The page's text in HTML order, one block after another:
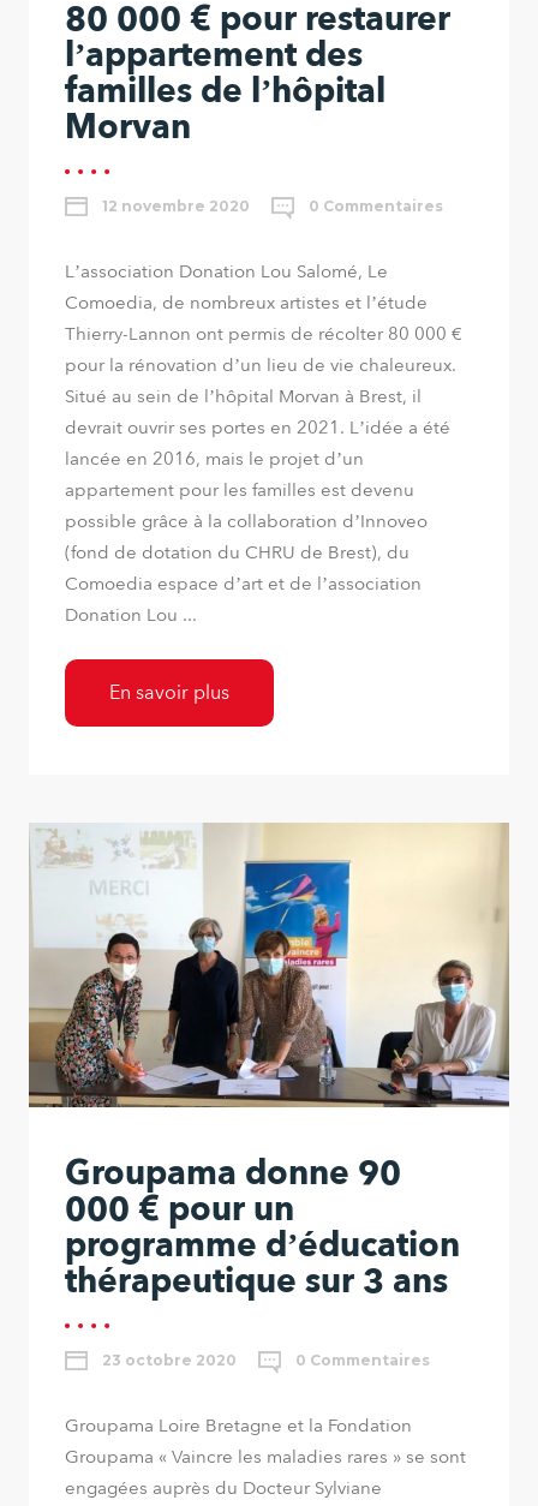
80 000 € pour restaurer
l’appartement des
familles de l’hôpital
Morvan
12 novembre 2020 0 Commentaires
L’association Donation Lou Salomé, Le
Comoedia, de nombreux artistes et l’étude
Thierry-Lannon ont permis de récolter 80 000 €
pour la rénovation d’un lieu de vie chaleureux.
Situé au sein de l’hôpital Morvan à Brest, il
devrait ouvrir ses portes en 2021. L’idée a été
lancée en 2016, mais le projet d’un
appartement pour les familles est devenu
possible grâce à la collaboration d’Innoveo
(fond de dotation du CHRU de Brest), du
Comoedia espace d’art et de l’association
Donation Lou ...
En savoir plus
Groupama donne 90
000 € pour un
programme d’éducation
thérapeutique sur 3 ans
23 octobre 2020 0 Commentaires
Groupama Loire Bretagne et la Fondation
Groupama « Vaincre les maladies rares » se sont
engagées auprès du Docteur Sylviane